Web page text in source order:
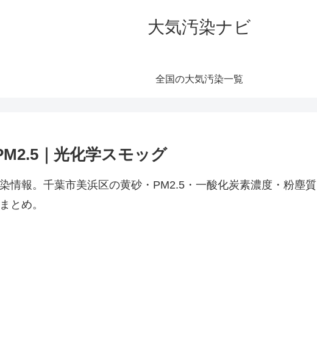
大気汚染ナビ
全国の大気汚染一覧
｜光化学スモッグ
情報。千葉市美浜区の黄砂・PM2.5・一酸化炭素濃度・粉塵質
とめ。